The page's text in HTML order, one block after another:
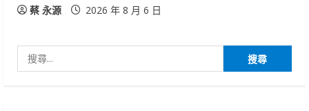
蔡 永源 2026 年 8 月 6 日
尋